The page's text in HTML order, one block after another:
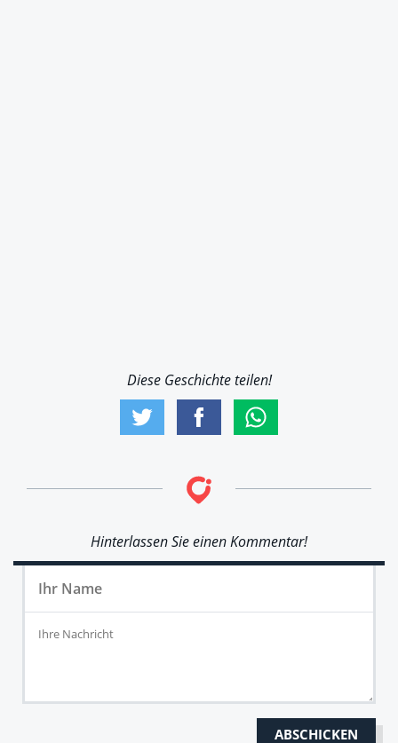
Diese Geschichte teilen!
Hinterlassen Sie einen Kommentar!